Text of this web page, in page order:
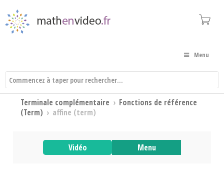
Menu
Terminale complémentaire › Fonctions de référence
(Term) › affine (term)
Vidéo Menu